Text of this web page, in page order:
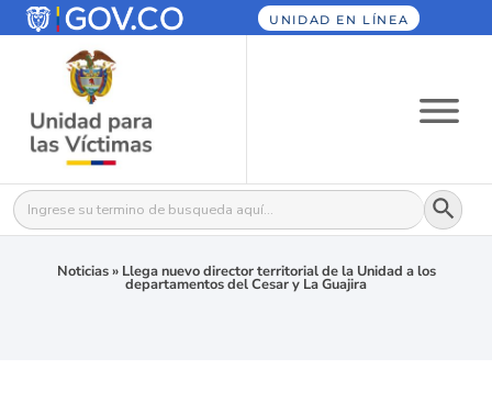
UNIDAD EN LÍNEA
Buscar: Botón
Noticias» Llega nuevo director territorial de la Unidad a los
departamentos del Cesar y La Guajira